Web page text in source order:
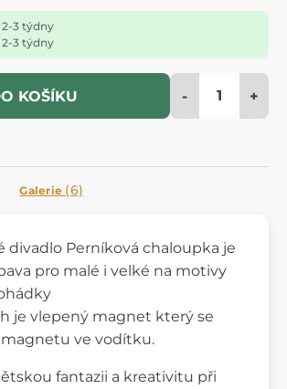
2-3 týdny
2-3 týdny
KOŠÍKU - +
Galerie (6)
divadlo Perníková chaloupka je
pro malé i velké na motivy
je vlepený magnet který se
ve vodítku.
fantazii a kreativitu při